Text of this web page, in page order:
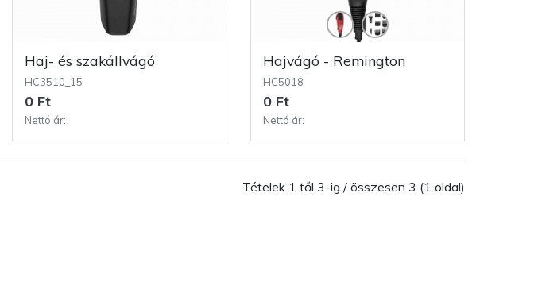
Haj- és szakállvágó
HC3510_15
0 Ft
Nettó ár:
Hajvágó - Remington
HC5018
0 Ft
Nettó ár:
Tételek 1 től 3-ig / összesen 3 (1 oldal)